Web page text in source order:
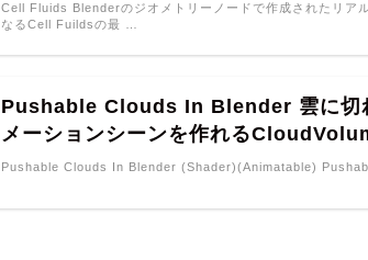
Cell Fluids Blenderのジオメトリーノードで作成されたリア
なるCell Fuildsの最 …
Pushable Clouds In Blender 雲に切
メーションシーンを作れる
Pushable Clouds In Blender (Shader)(Animatable)